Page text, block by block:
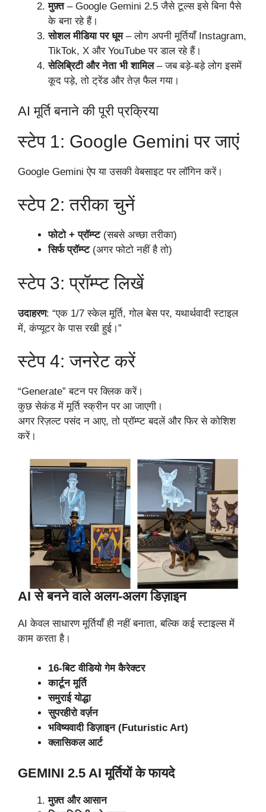
मुफ़्त– Google Gemini 2.5 जैसे टूल्स इसे बिना पैसे
के बना रहे हैं।
सोशल मीडिया पर धूम– लोग अपनी मूर्तियाँ Instagram,
TikTok, X और YouTube पर डाल रहे हैं।
सेलिब्रिटी और नेता भी शामिल– जब बड़े-बड़े लोग इसमें
कूद पड़े, तो ट्रेंड और तेज़ फैल गया।
AI मूर्ति बनाने की पूरी प्रक्रिया
स्टेप 1: Google Gemini पर जाएं
Google Gemini ऐप या उसकी वेबसाइट पर लॉगिन करें।
स्टेप 2: तरीका चुनें
फोटो + प्रॉम्प्ट(सबसे अच्छा तरीका)
सिर्फ प्रॉम्प्ट(अगर फोटो नहीं है तो)
स्टेप 3: प्रॉम्प्ट लिखें
उदाहरण: “एक 1/7 स्केल मूर्ति, गोल बेस पर, यथार्थवादी स्टाइल
में, कंप्यूटर के पास रखी हुई।”
स्टेप 4: जनरेट करें
“Generate” बटन पर क्लिक करें।
कुछ सेकंड में मूर्ति स्क्रीन पर आ जाएगी।
अगर रिज़ल्ट पसंद न आए, तो प्रॉम्प्ट बदलें और फिर से कोशिश
करें।
AI से बनने वाले अलग-अलग डिज़ाइन
AI केवल साधारण मूर्तियाँ ही नहीं बनाता, बल्कि कई स्टाइल्स में
काम करता है।
16-बिट वीडियो गेम कैरेक्टर
कार्टून मूर्ति
समुराई योद्धा
सुपरहीरो वर्ज़न
भविष्यवादी डिज़ाइन (Futuristic Art)
क्लासिकल आर्ट
GEMINI 2.5 AI मूर्तियों के फायदे
मुफ़्त और आसान